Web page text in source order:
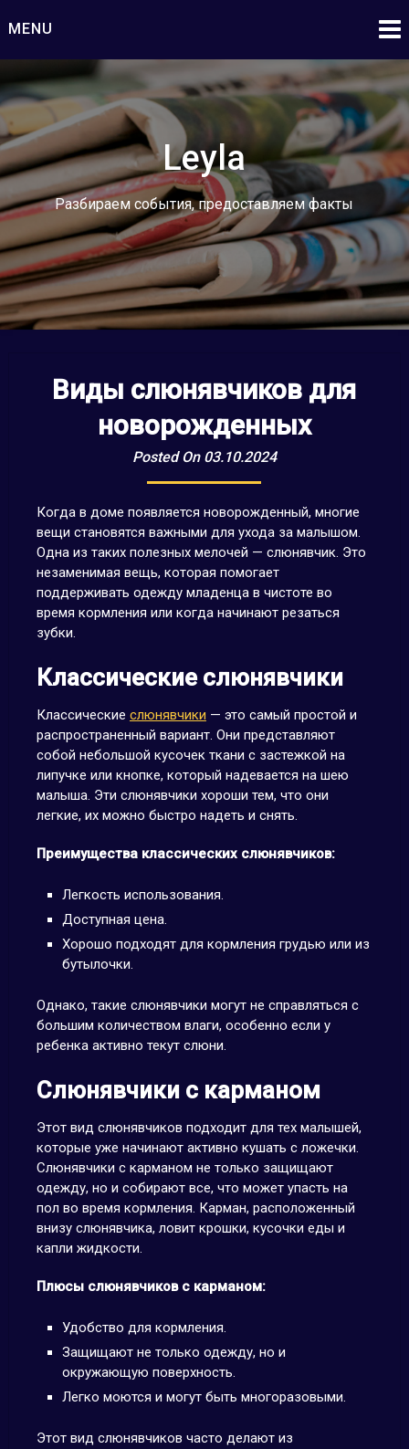
toMENU
Leyla
Разбираем события, предоставляем факты
Виды слюнявчиков для
новорожденных
Posted On 03.10.2024
Когда в доме появляется новорожденный, многие
вещи становятся важными для ухода за малышом.
Одна из таких полезных мелочей — слюнявчик. Это
незаменимая вещь, которая помогает
поддерживать одежду младенца в чистоте во
время кормления или когда начинают резаться
зубки.
Классические слюнявчики
Классические слюнявчики — это самый простой и
распространенный вариант. Они представляют
собой небольшой кусочек ткани с застежкой на
липучке или кнопке, который надевается на шею
малыша. Эти слюнявчики хороши тем, что они
легкие, их можно быстро надеть и снять.
Преимущества классических слюнявчиков:
Легкость использования.
Доступная цена.
Хорошо подходят для кормления грудью или из
бутылочки.
Однако, такие слюнявчики могут не справляться с
большим количеством влаги, особенно если у
ребенка активно текут слюни.
Слюнявчики с карманом
Этот вид слюнявчиков подходит для тех малышей,
которые уже начинают активно кушать с ложечки.
Слюнявчики с карманом не только защищают
одежду, но и собирают все, что может упасть на
пол во время кормления. Карман, расположенный
внизу слюнявчика, ловит крошки, кусочки еды и
капли жидкости.
Плюсы слюнявчиков с карманом:
Удобство для кормления.
Защищают не только одежду, но и
окружающую поверхность.
Легко моются и могут быть многоразовыми.
Этот вид слюнявчиков часто делают из